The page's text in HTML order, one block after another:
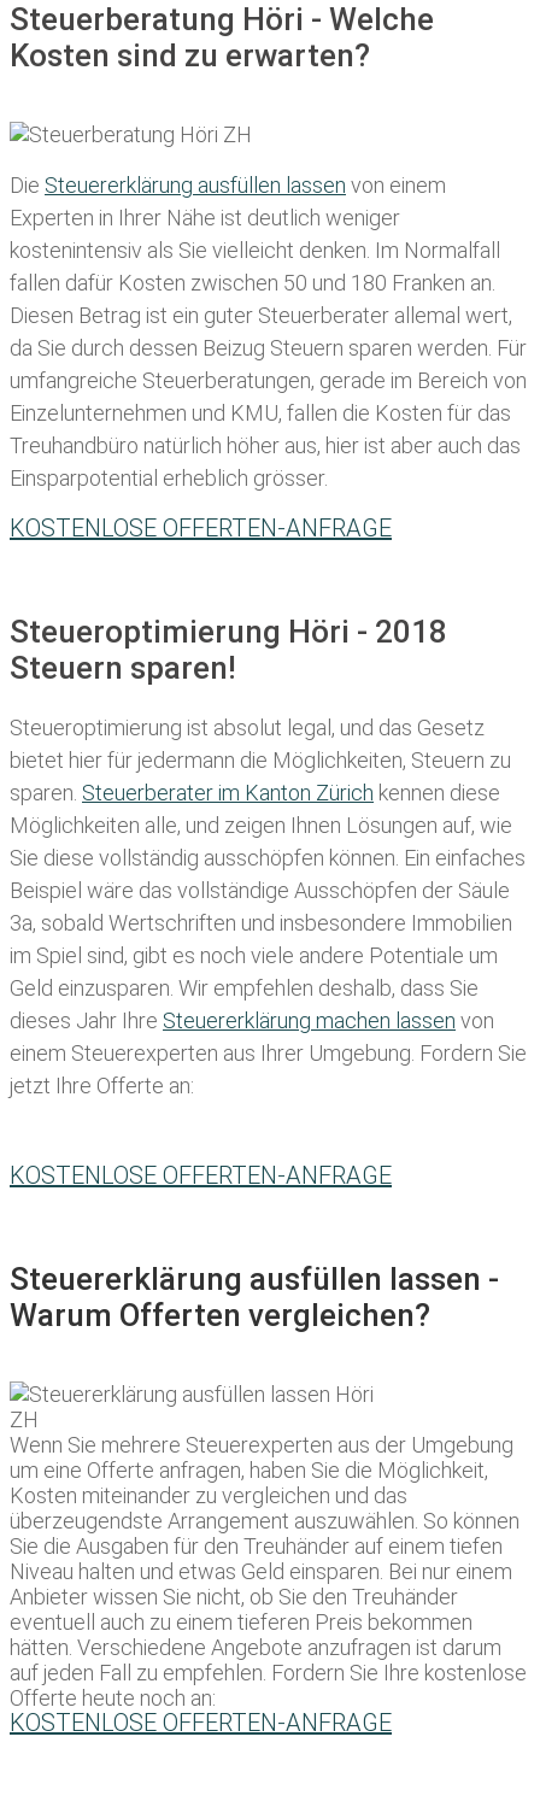
Steuerberatung Höri - Welche
Kosten sind zu erwarten?
Die Steuererklärung ausfüllen lassen von einem
Experten in Ihrer Nähe ist deutlich weniger
kostenintensiv als Sie vielleicht denken. Im Normalfall
fallen dafür Kosten zwischen 50 und 180 Franken an.
Diesen Betrag ist ein guter Steuerberater allemal wert,
da Sie durch dessen Beizug Steuern sparen werden. Für
umfangreiche Steuerberatungen, gerade im Bereich von
Einzelunternehmen und KMU, fallen die Kosten für das
Treuhandbüro natürlich höher aus, hier ist aber auch das
Einsparpotential erheblich grösser.
KOSTENLOSE OFFERTEN-ANFRAGE
Steueroptimierung Höri - 2018
Steuern sparen!
Steueroptimierung ist absolut legal, und das Gesetz
bietet hier für jedermann die Möglichkeiten, Steuern zu
sparen. Steuerberater im K anton Zürich kennen diese
Möglichkeiten alle, und zeigen Ihnen Lösungen auf, wie
Sie diese vollständig ausschöpfen können. Ein einfaches
Beispiel wäre das vollständige Ausschöpfen der Säule
3a, sobald Wertschriften und insbesondere Immobilien
im Spiel sind, gibt es noch viele andere Potentiale um
Geld einzusparen. Wir empfehlen deshalb, dass Sie
dieses Jahr Ihre Steuererklärung machen lassen von
einem Steuerexperten aus Ihrer Umgebung. Fordern Sie
jetzt Ihre Offerte an:
KOSTENLOSE OFFERTEN-ANFRAGE
Steuererklärung ausfüllen lassen -
Warum Offerten vergleichen?
Wenn Sie mehrere Steuerexperten aus der Umgebung
um eine Offerte anfragen, haben Sie die Möglichkeit,
Kosten miteinander zu vergleichen und das
überzeugendste Arrangement auszuwählen. So können
Sie die Ausgaben für den Treuhänder auf einem tiefen
Niveau halten und etwas Geld einsparen. Bei nur einem
Anbieter wissen Sie nicht, ob Sie den Treuhänder
eventuell auch zu einem tieferen Preis bekommen
hätten. Verschiedene Angebote anzufragen ist darum
auf jeden Fall zu empfehlen. Fordern Sie Ihre kostenlose
Offerte heute noch an:
KOSTENLOSE OFFERTEN-ANFRAGE